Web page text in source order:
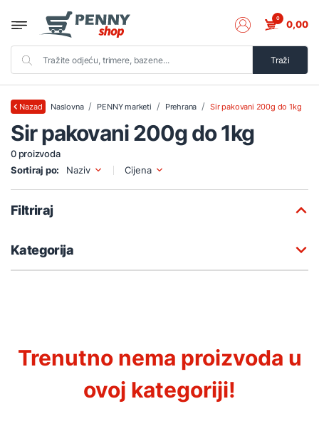
Traži
0 0,00
Nazad Naslovna PENNY marketi Prehrana Sir pakovani 200g do 1kg
Sir pakovani 200g do 1kg
0 proizvoda
Sortiraj po:
Naziv Cijena
Filtriraj
Kategorija
Trenutno nema proizvoda u
ovoj kategoriji!